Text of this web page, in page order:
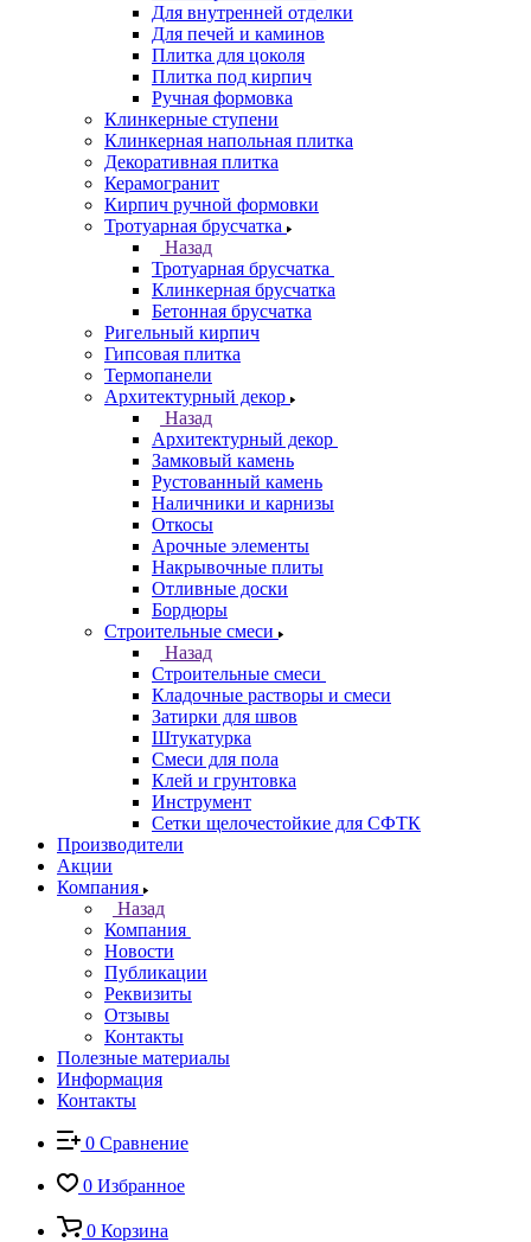
Для внутренней отделки
Для печей и каминов
Плитка для цоколя
Плитка под кирпич
Ручная формовка
Клинкерные ступени
Клинкерная напольная плитка
Декоративная плитка
Керамогранит
Кирпич ручной формовки
Тротуарная брусчатка
Назад
Тротуарная брусчатка
Клинкерная брусчатка
Бетонная брусчатка
Ригельный кирпич
Гипсовая плитка
Термопанели
Архитектурный декор
Назад
Архитектурный декор
Замковый камень
Рустованный камень
Наличники и карнизы
Откосы
Арочные элементы
Накрывочные плиты
Отливные доски
Бордюры
Строительные смеси
Назад
Строительные смеси
Кладочные растворы и смеси
Затирки для швов
Штукатурка
Смеси для пола
Клей и грунтовка
Инструмент
Сетки щелочестойкие для СФТК
Производители
Акции
Компания
Назад
Компания
Новости
Публикации
Реквизиты
Отзывы
Контакты
Полезные материалы
Информация
Контакты
0 Сравнение
0 Избранное
0 Корзина